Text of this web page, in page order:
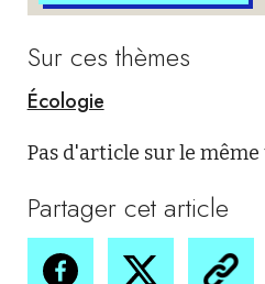
Sur ces thèmes
Écologie
Pas d'article sur le
Partager cet article